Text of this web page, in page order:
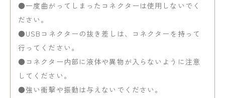
●一度曲がってしまったコネクターは使用しないでく
ださい。
●USBコネクターの抜き差しは、コネクターを持って
行ってください。
●コネクター内部に液体や異物が入らないように注意
してください。
●強い衝撃や振動は与えないでください。